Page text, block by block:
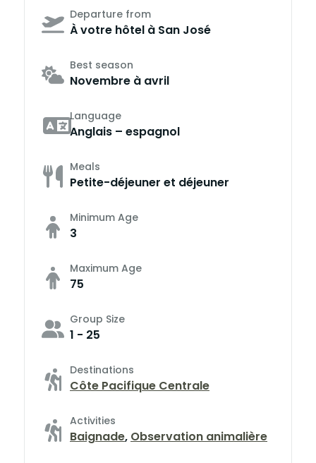
Departure from
À votre hôtel à San José
Best season
Novembre à avril
Language
Anglais – espagnol
Meals
Petite-déjeuner et déjeuner
Minimum Age
3
Maximum Age
75
Group Size
1 - 25
Destinations
Côte Pacifique Centrale
Activities
Baignade, Observation animalière